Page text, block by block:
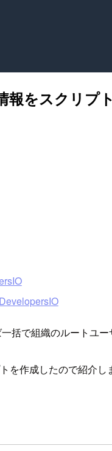
をスクリプ
括で組織のルートユ
作成したので紹介し